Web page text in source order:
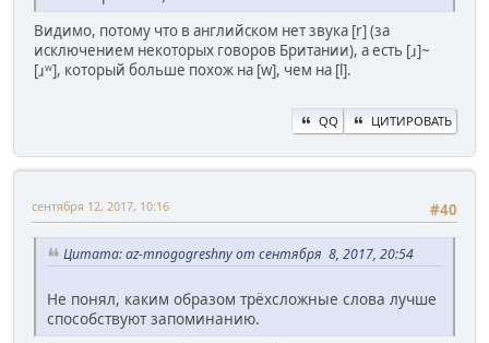
Видимо, потому что в английском нет звука [r] (за
исключением некоторых говоров Британии), а есть [ɹ]~
[ɹʷ], который больше похож на [w], чем на [l].
QQ ЦИТИРОВАТЬ
#40
сентября 12, 2017, 10:16
Цитата: az-mnogogreshny от сентября 8, 2017, 20:54
Не понял, каким образом трёхсложные слова лучше
способствуют запоминанию.